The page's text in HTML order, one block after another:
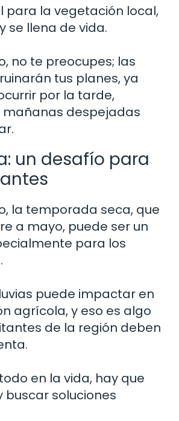
para la vegetación local,
se llena de vida.
no te preocupes; las
tus planes, ya
por la tarde,
despejadas
un desafío para
la temporada seca, que
a mayo, puede ser un
para los
puede impactar en
agrícola, y eso es algo
de la región deben
en la vida, hay que
soluciones